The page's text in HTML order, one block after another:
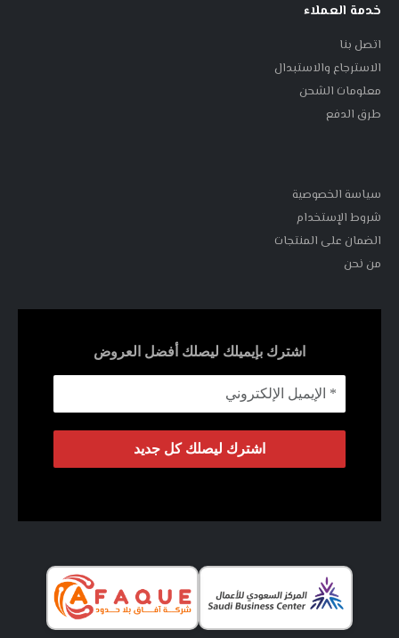
خدمة العملاء
اتصل بنا
الاسترجاع والاستبدال
معلومات الشحن
طرق الدفع
سياسة الخصوصية
شروط الإستخدام
الضمان على المنتجات
من نحن
اشترك بإيميلك ليصلك أفضل العروض